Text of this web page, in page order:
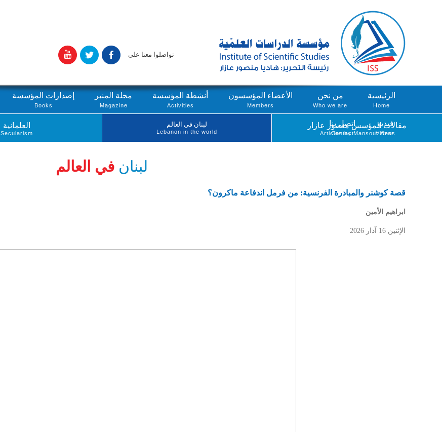
تواصلوا معنا على
الرئيسية
Home
من نحن
Who we are
الأعضاء المؤسسون
Members
أنشطة المؤسسة
Activities
مجلة المنبر
Magazine
إصدارات المؤسسة
Books
فيديو
Videos
اتصل بنا
Contact
مقالات المؤسس منصور عازار
Articles by Mansour Azar
لبنان في العالم
Lebanon in the world
العلمانية
Secularism
لبنان في العالم
قصة كوشنر والمبادرة الفرنسية: من فرمل اندفاعة ماكرون؟
ابراهيم الأمين
الإثنين 16 آذار 2026